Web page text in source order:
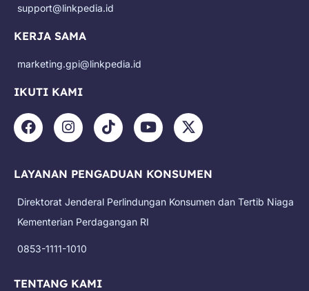
support@linkpedia.id
KERJA SAMA
marketing.gpi@linkpedia.id
IKUTI KAMI
F
a
b
o
k
I
n
a
r
a
T
i
o
Y
o
u
e
X
-
i
t
LAYANAN PENGADUAN KONSUMEN
Direktorat Jenderal Perlindungan Konsumen dan Tertib Niaga
Kementerian Perdagangan RI
0853-1111-1010
TENTANG KAMI